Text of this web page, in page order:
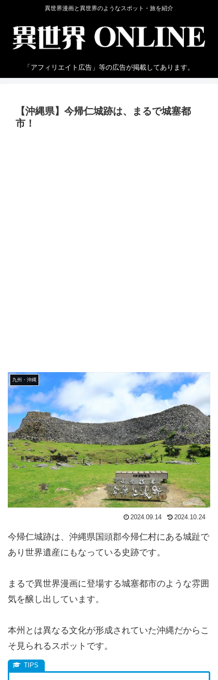
異世界漫画と異世界のようなスポット・旅を紹介
「アフィリエイト広告」等の広告が掲載してあります。
【沖縄県】今帰仁城跡は、まるで城塞都
市！
九州・沖縄
2024.09.14 2024.10.24
今帰仁城跡は、沖縄県国頭郡今帰仁村にある城趾で
あり世界遺産にもなっている史跡です。
まるで異世界漫画に登場する城塞都市のような雰囲
気を醸し出しています。
本州とは異なる文化が形成されていた沖縄だからこ
そ見られるスポットです。